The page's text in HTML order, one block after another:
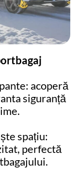
acoperă
siguranță
spațiu:
perfectă